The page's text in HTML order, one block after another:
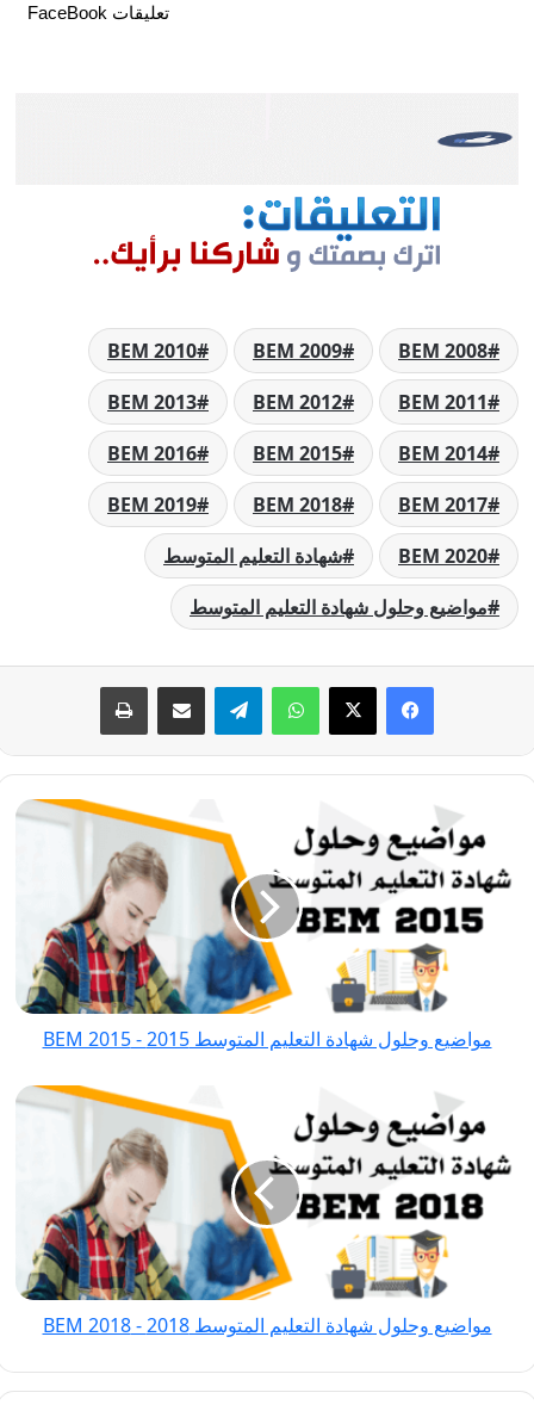
تعليقات FaceBook
BEM 2008
BEM 2009
BEM 2010
BEM 2011
BEM 2012
BEM 2013
BEM 2014
BEM 2015
BEM 2016
BEM 2017
BEM 2018
BEM 2019
BEM 2020
شهادة التعليم المتوسط
مواضيع وحلول شهادة التعليم المتوسط
فيسبوك
‫X واتسابتيلقراممشاركة عبر البريد طباعة
مواضيع
وحلول
شهادة
التعليم
المتوسط
2015مواضيع وحلول شهادة التعليم المتوسط 2015 - BEM 2015
مواضيع
وحلول
شهادة
التعليم
المتوسط
2018مواضيع وحلول شهادة التعليم المتوسط 2018 - BEM 2018